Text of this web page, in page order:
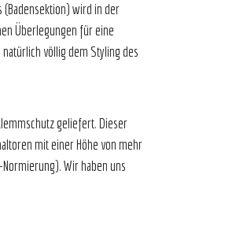
(Badensektion) wird in der
Überlegungen für eine
völlig dem Styling des
geliefert. Dieser
mit einer Höhe von mehr
Wir haben uns